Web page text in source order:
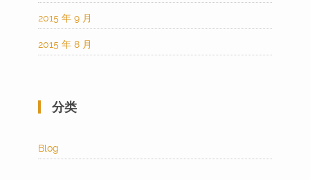
2015 年 9 月
2015 年 8 月
分类
Blog